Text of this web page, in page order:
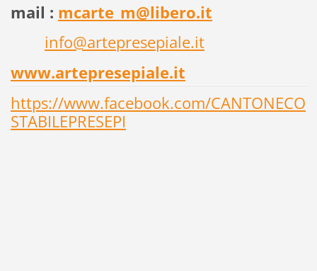
mail : mcarte_m@libero.it
info@artepresepiale.it
www.artepresepiale.it
https://www.facebook.com/CANTONECO
STABILEPRESEPI